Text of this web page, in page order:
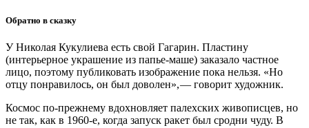
Обратно в сказку
У Николая Кукулиева есть свой Гагарин. Пластину
(интерьерное украшение из папье-маше) заказало частное
лицо, поэтому публиковать изображение пока нельзя. «Но
отцу понравилось, он был доволен», — ​говорит ху­дожник.
Космос по-прежнему вдохновляет палехских живописцев, но
не так, как в 1960‑е, когда запуск ракет был сродни чуду. В